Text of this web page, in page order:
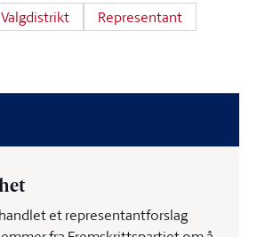
Valgdistrikt Representant
et representantforslag